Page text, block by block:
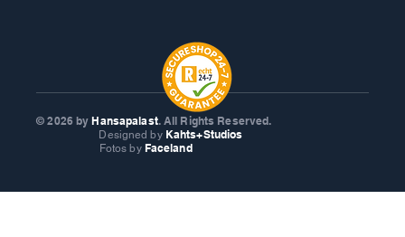
© 2026 byHansapalast. All Rights Reserved.
Fotos by Faceland
Designed by Kahts+Studios